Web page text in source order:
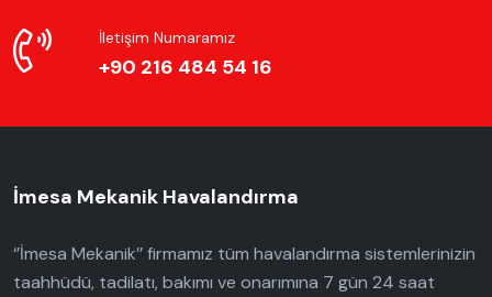
İletişim Numaramız
+90 216 484 54 16
İmesa Mekanik Havalandırma
‘’İmesa Mekanik’’ firmamız tüm havalandırma sistemlerinizin
taahhüdü, tadilatı, bakımı ve onarımına 7 gün 24 saat